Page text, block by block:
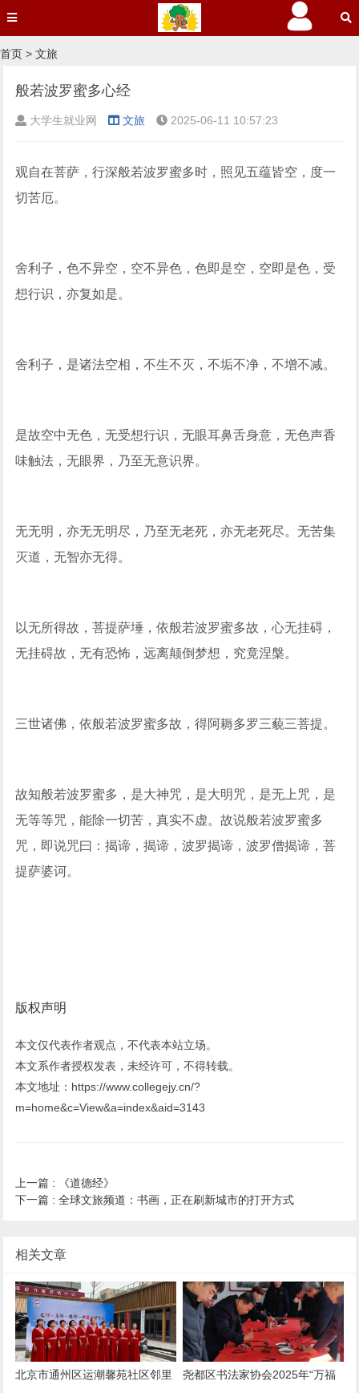
首页 > 文旅
般若波罗蜜多心经
大学生就业网 文旅 2025-06-11 10:57:23
观自在菩萨，行深般若波罗蜜多时，照见五蕴皆空，度一
切苦厄。
舍利子，色不异空，空不异色，色即是空，空即是色，受
想行识，亦复如是。
舍利子，是诸法空相，不生不灭，不垢不净，不增不减。
是故空中无色，无受想行识，无眼耳鼻舌身意，无色声香
味触法，无眼界，乃至无意识界。
无无明，亦无无明尽，乃至无老死，亦无老死尽。无苦集
灭道，无智亦无得。
以无所得故，菩提萨埵，依般若波罗蜜多故，心无挂碍，
无挂碍故，无有恐怖，远离颠倒梦想，究竟涅槃。
三世诸佛，依般若波罗蜜多故，得阿耨多罗三藐三菩提。
故知般若波罗蜜多，是大神咒，是大明咒，是无上咒，是
无等等咒，能除一切苦，真实不虚。故说般若波罗蜜多
咒，即说咒曰：揭谛，揭谛，波罗揭谛，波罗僧揭谛，菩
提萨婆诃。
版权声明
本文仅代表作者观点，不代表本站立场。
本文系作者授权发表，未经许可，不得转载。
本文地址：https://www.collegejy.cn/?
m=home&c=View&a=index&aid=3143
上一篇 : 《道德经》
下一篇 : 全球文旅频道：书画，正在刷新城市的打开方式
相关文章
北京市通州区运潮馨苑社区邻里
尧都区书法家协会2025年“万福